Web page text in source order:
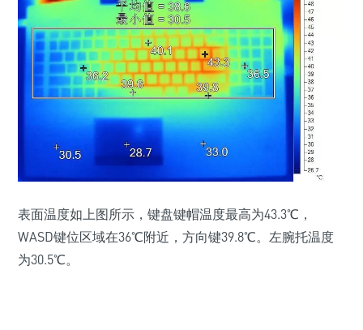
表面温度如上图所示，键盘键帽温度最高为43.3℃，
WASD键位区域在36℃附近，方向键39.8℃。左腕托温度
为30.5℃。